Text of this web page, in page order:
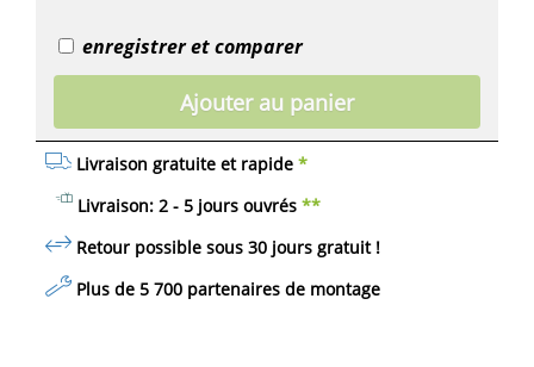
Livraison gratuite et rapide *
Livraison: 2 - 5 jours ouvrés **
Retour possible sous 30 jours gratuit!
Plus de 5 700 partenaires de montage
enregistrer et comparer
Ajouter au panier